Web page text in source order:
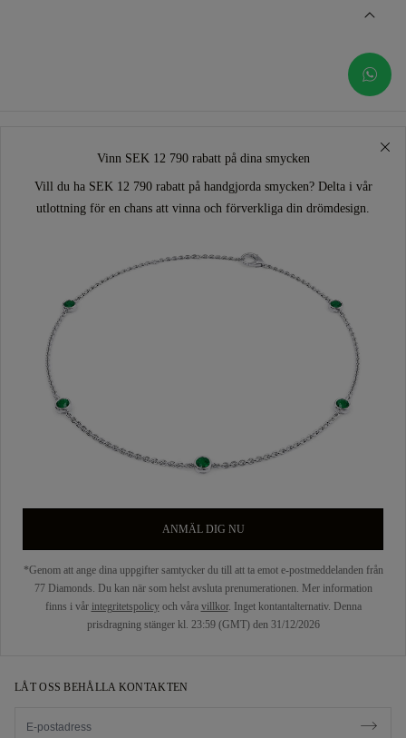
Vinn SEK 12 790 rabatt på dina smycken
Vill du ha SEK 12 790 rabatt på handgjorda smycken? Delta i vår
utlottning för en chans att vinna och förverkliga din drömdesign.
ANMÄL DIG NU
*Genom att ange dina uppgifter samtycker du till att ta emot e-postmeddelanden från
77 Diamonds. Du kan när som helst avsluta prenumerationen. Mer information
finns i vår integritetspolicyoch våra villkor. Inget kontantalternativ. Denna
prisdragning stänger kl. 23:59 (GMT) den 31/12/2026
LÅT OSS BEHÅLLA KONTAKTEN